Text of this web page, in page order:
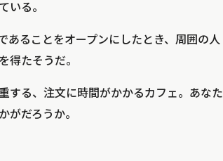
いる。
あることをオープンにしたとき、周囲の人
得たそうだ。
する、注文に時間がかかるカフェ。あなた
がだろうか。